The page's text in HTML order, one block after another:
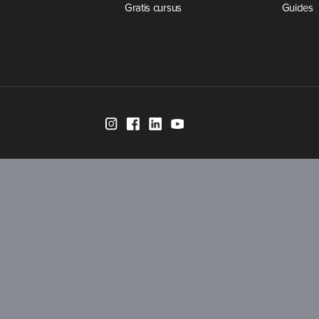
Gratis cursus Guides